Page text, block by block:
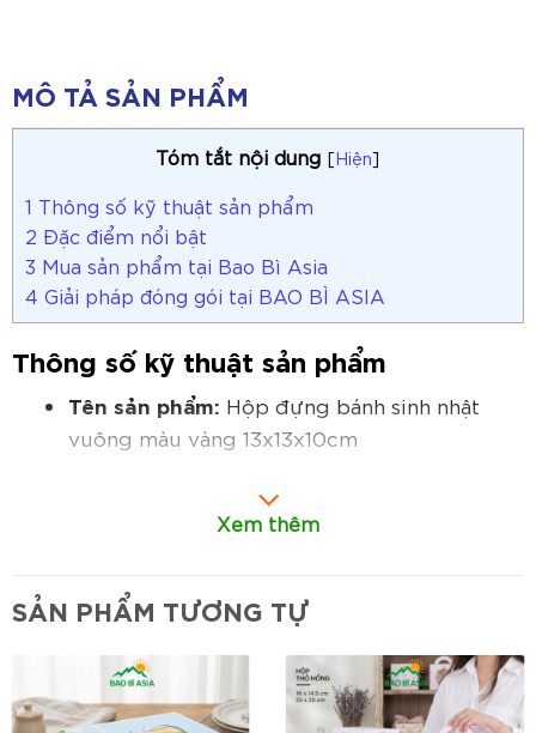
MÔ TẢ SẢN PHẨM
Tóm tắt nội dung [Hiện]
1 Thông số kỹ thuật sản phẩm
2 Đặc điểm nổi bật
3 Mua sản phẩm tại Bao Bì Asia
4 Giải pháp đóng gói tại BAO BÌ ASIA
Thông số kỹ thuật sản phẩm
Tên sản phẩm: Hộp đựng bánh sinh nhật
vuông màu vàng 13x13x10cm
Giấy Duplex cứng cáp, khả năng
Thiết kế:Hộp dạng vuông nắp gài đơn giản,
Trang trí:
Bề mặt có thể in họa tiết sinh nhật
hoặc logo thương hiệu tiệm bánh.
Xem thêm
SẢN PHẨM TƯƠNG TỰ